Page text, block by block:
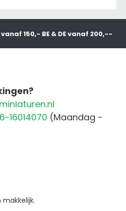
aantal
vanaf 150,- BE & DE vanaf 200,--
16014070 (Maandag -